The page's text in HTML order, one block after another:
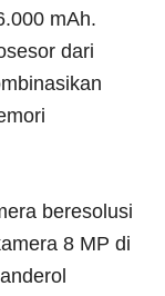
mAh.
dari
beresolusi
8 MP di